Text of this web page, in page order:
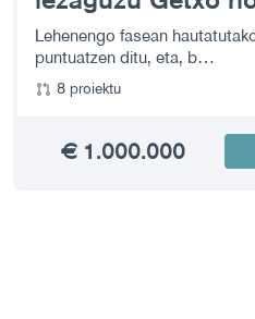
Lehenengo fasean
puntuatzen ditu, eta, b…
8 proiektu
€ 1.000.000